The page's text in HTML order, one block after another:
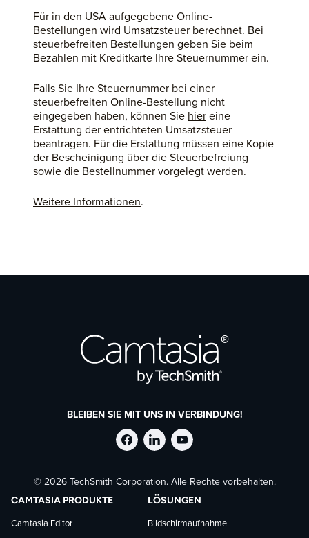
Für in den USA aufgegebene Online-
Bestellungen wird Umsatzsteuer berechnet. Bei
steuerbefreiten Bestellungen geben Sie beim
Bezahlen mit Kreditkarte Ihre Steuernummer ein.
Falls Sie Ihre Steuernummer bei einer
steuerbefreiten Online-Bestellung nicht
eingegeben haben, können Sie hier eine
Erstattung der entrichteten Umsatzsteuer
beantragen. Für die Erstattung müssen eine Kopie
der Bescheinigung über die Steuerbefreiung
sowie die Bestellnummer vorgelegt werden.
Weitere Informationen.
BLEIBEN SIE MIT UNS IN VERBINDUNG!
TechSmith
auf
Facebook
TechSmith
auf
LinkedIn
TechSmith
auf
YouTube
© 2026 TechSmith Corporation. Alle Rechte vorbehalten.
CAMTASIA PRODUKTE
Camtasia Editor
LÖSUNGEN
Bildschirmaufnahme